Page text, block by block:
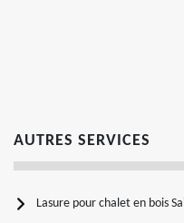
AUTRES SERVICES
Lasure pour chalet en bois